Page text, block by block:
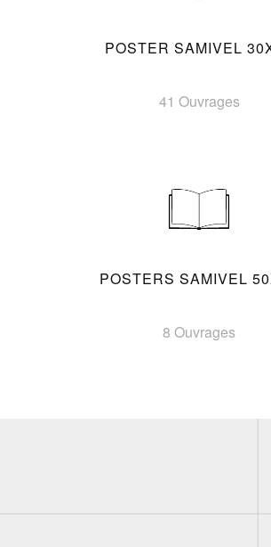
POSTER SAMIVEL
41 Ouvrages
POSTERS SAMIVEL
8 Ouvrages